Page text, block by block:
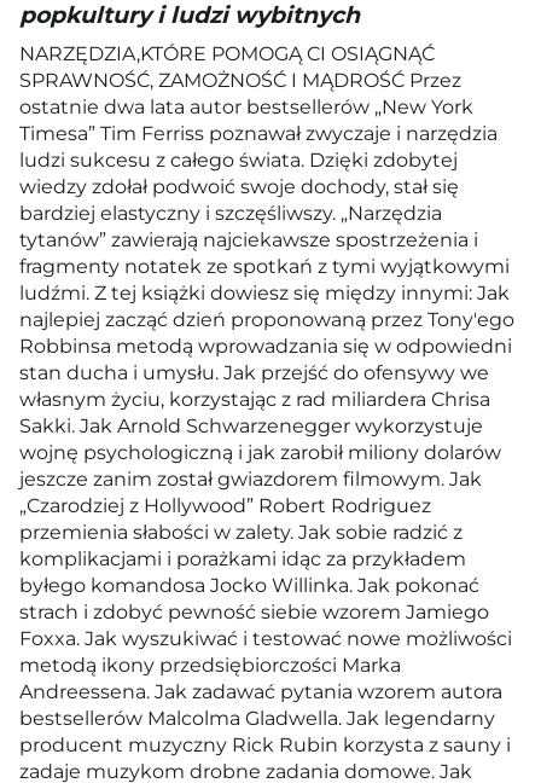
popkultury i ludzi wybitnych
NARZĘDZIA,KTÓRE POMOGĄ CI OSIĄGNĄĆ
SPRAWNOŚĆ, ZAMOŻNOŚĆ I MĄDROŚĆ Przez
ostatnie dwa lata autor bestsellerów „New York
Timesa” Tim Ferriss poznawał zwyczaje i narzędzia
ludzi sukcesu z całego świata. Dzięki zdobytej
wiedzy zdołał podwoić swoje dochody, stał się
bardziej elastyczny i szczęśliwszy. „Narzędzia
tytanów” zawierają najciekawsze spostrzeżenia i
fragmenty notatek ze spotkań z tymi wyjątkowymi
ludźmi. Z tej książki dowiesz się między innymi: Jak
najlepiej zacząć dzień proponowaną przez Tony'ego
Robbinsa metodą wprowadzania się w odpowiedni
stan ducha i umysłu. Jak przejść do ofensywy we
własnym życiu, korzystając z rad miliardera Chrisa
Sakki. Jak Arnold Schwarzenegger wykorzystuje
wojnę psychologiczną i jak zarobił miliony dolarów
jeszcze zanim został gwiazdorem filmowym. Jak
„Czarodziej z Hollywood” Robert Rodriguez
przemienia słabości w zalety. Jak sobie radzić z
komplikacjami i porażkami idąc za przykładem
byłego komandosa Jocko Willinka. Jak pokonać
strach i zdobyć pewność siebie wzorem Jamiego
Foxxa. Jak wyszukiwać i testować nowe możliwości
metodą ikony przedsiębiorczości Marka
Andreessena. Jak zadawać pytania wzorem autora
bestsellerów Malcolma Gladwella. Jak legendarny
producent muzyczny Rick Rubin korzysta z sauny i
zadaje muzykom drobne zadania domowe. Jak